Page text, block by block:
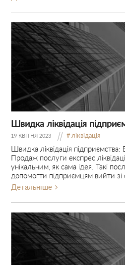
Швидка ліквідація
19 КВІТНЯ 2023 ліквідація
Швидка ліквідація
Продаж послуги експрес
унікальним, як сама ідея. Такі
допомогти підприємцям вийти зі
Детальніше